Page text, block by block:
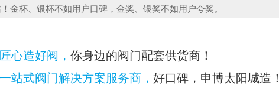
金杯、银杯不如用户口碑，金奖、银奖不如用户夸奖。
匠心造好阀， 你身边的阀门配套供货商！
一站式阀门解决方案服务商， 好口碑，申博太阳城造！